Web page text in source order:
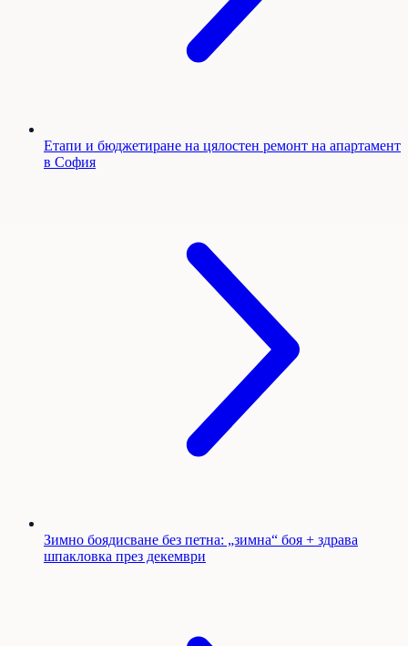
Етапи и бюджетиране на цялостен ремонт на апартамент
в София
Зимно боядисване без петна: „зимна“ боя + здрава
шпакловка през декември